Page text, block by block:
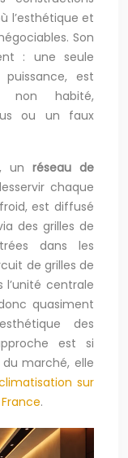
l’esthétique et
Son
: une seule
est
non habité,
ou un faux
unréseau de
chaque
est diffusé
des grilles de
dans les
de grilles de
l’unité centrale
quasiment
des
est si
marché, elle
sur
.